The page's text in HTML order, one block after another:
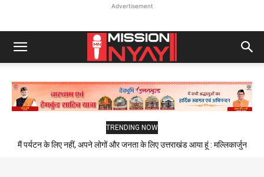
Advertisement
TRENDING NOW
मैं पर्यटन के लिए नहीं, अपने लोगों और जनता के लिए उत्तराखंड आया हूं : मल्लिकार्जुन